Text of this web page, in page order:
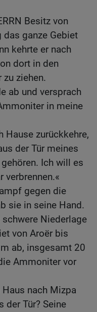
Besitz von
ganze Gebiet
kehrte er nach
dort in den
ziehen.
ab und versprach
in meine
Hause zurückkehre,
der Tür meines
Ich will es
verbrennen.«
gegen die
sie in seine Hand.
Niederlage
von Aroër bis
ab, insgesamt 20
Ammoniter vor
nach Mizpa
der Tür? Seine